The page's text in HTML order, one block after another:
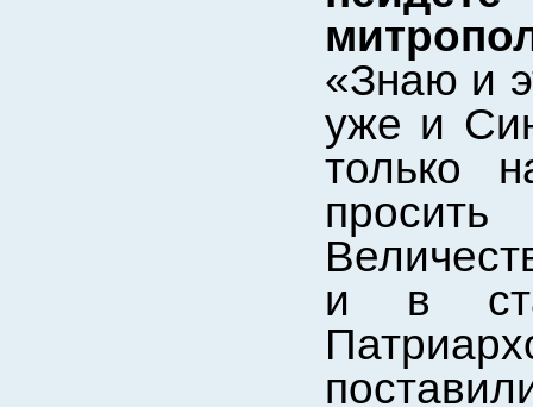
«Знаю и
уже и
только
и в